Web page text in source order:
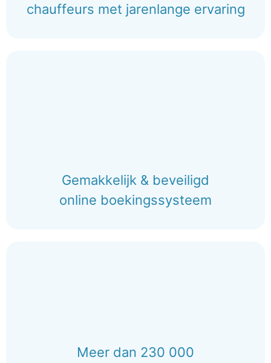
chauffeurs met jarenlange ervaring
Gemakkelijk & beveiligd
online boekingssysteem
Meer dan 230 000